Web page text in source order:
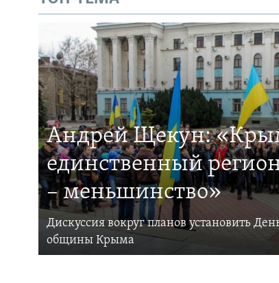
Андрей Щекун:
единственный
– меньшинство»
Дискуссия вокруг планов установить
общины Крыма